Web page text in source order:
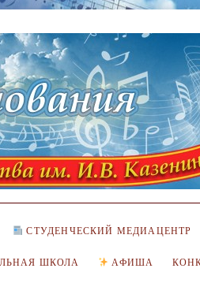
СТУДЕНЧЕСКИЙ МЕДИАЦЕНТР
ШКОЛА АФИША